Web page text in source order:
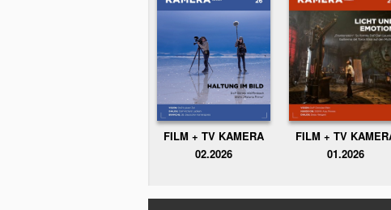
FILM + TV KAMERA
02.2026
FILM + TV
01.2026